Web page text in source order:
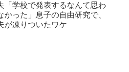
「学校で発表するなんて思わ
かった」息子の自由研究で、
が凍りついたワケ